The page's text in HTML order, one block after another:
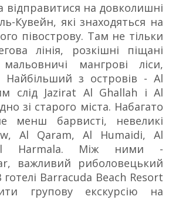
відправитися на довколишні
Кувейн, які знаходяться на
півострову. Там не тільки
лінія, розкішні піщані
мангрові ліси,
Найбільший з островів - Al
слід Jazirat Al Ghallah і Al
зі старого міста. Набагато
менш барвисті, невеликі
Al Qaram, Al Humaidi, Al
Harmala. Між ними -
важливий риболовецький
Barracuda Beach Resort
групову екскурсію на